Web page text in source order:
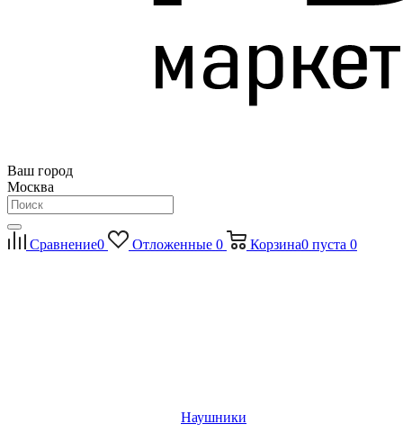
Ваш город
Москва
Сравнение0 Отложенные 0 Корзина0 пуста 0
Наушники